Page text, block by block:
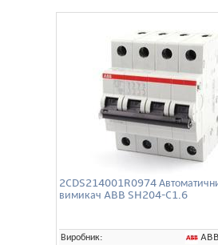
2CDS214001R0974
вимикач ABB SH204-C1.6
Виробник:
ABB